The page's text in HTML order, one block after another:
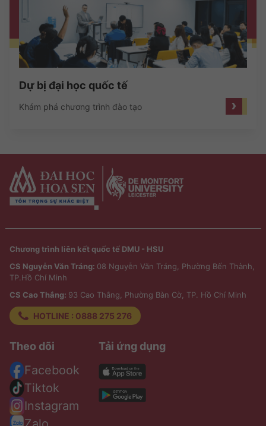
Dự bị đại học quốc tế
Khám phá chương trình đào tạo ›
Chương trình liên kết quốc tế DMU - HSU
CS Nguyễn Văn Tráng: 08 Nguyễn Văn Tráng, Phường Bến Thành,
TP.Hồ Chí Minh
CS Cao Thắng: 93 Cao Thắng, Phường Bàn Cờ, TP. Hồ Chí Minh
HOTLINE : 0888 275 276
Theo dõi
Facebook
Tiktok
Instagram
Tải ứng dụng